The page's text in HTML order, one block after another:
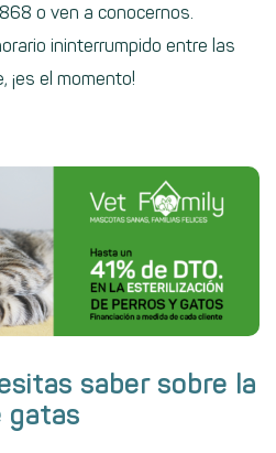
o ven a conocernos.
ininterrumpido entre las
¡es el momento!
saber sobre la
gatas